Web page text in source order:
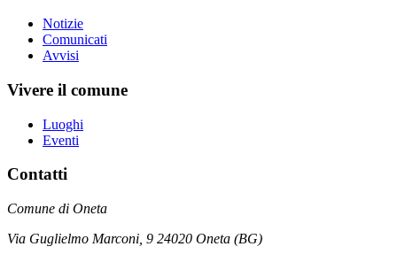
Notizie
Comunicati
Avvisi
Vivere il comune
Luoghi
Eventi
Contatti
Comune di Oneta
Via Guglielmo Marconi, 9 24020 Oneta (BG)